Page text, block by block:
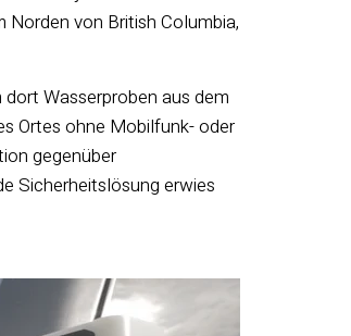
von British Columbia,
Wasserproben aus dem
Ortes ohne Mobilfunk- oder
gegenüber
Sicherheitslösung erwies